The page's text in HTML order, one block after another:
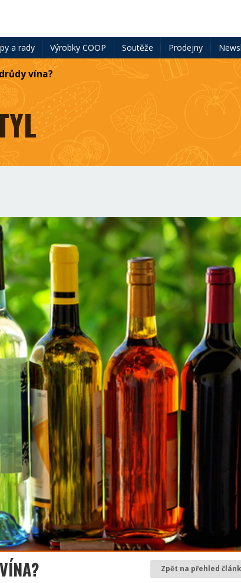
a rady Výrobky COOP Soutěže Prodejny
vína?
Zpět na přehled